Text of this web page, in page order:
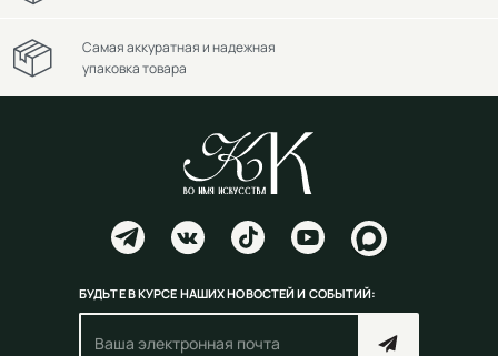
Самая аккуратная и надежная
упаковка товара
БУДЬТЕ В КУРСЕ НАШИХ НОВОСТЕЙ И СОБЫТИЙ: